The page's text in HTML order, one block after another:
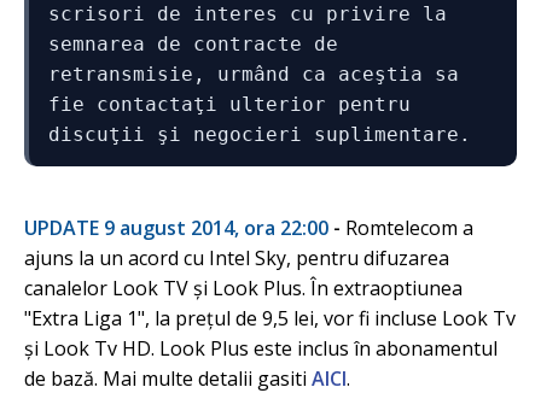
scrisori de interes cu privire la
semnarea de contracte de
retransmisie, urmând ca aceştia sa
fie contactaţi ulterior pentru
discuţii şi negocieri suplimentare.
UPDATE 9 august 2014, ora 22:00 - Romtelecom a
ajuns la un acord cu Intel Sky, pentru difuzarea
canalelor Look TV și Look Plus. În extraoptiunea
"Extra Liga 1", la prețul de 9,5 lei, vor fi incluse Look Tv
și Look Tv HD. Look Plus este inclus în abonamentul
de bază. Mai multe detalii gasiti AICI.